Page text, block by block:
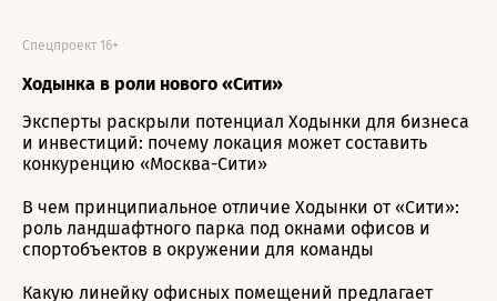
Ходынка в роли нового «Сити»
Спецпроект 16+
Эксперты раскрыли потенциал Ходынки для бизнеса
и инвестиций: почему локация может составить
конкуренцию «Москва-Сити»
В чем принципиальное отличие Ходынки от «Сити»:
роль ландшафтного парка под окнами офисов и
спортобъектов в окружении для команды
Какую линейку офисных помещений предлагает